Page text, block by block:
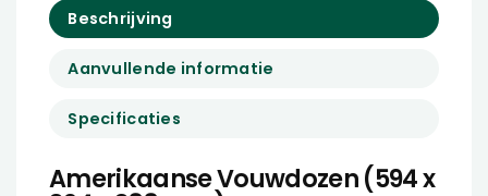
Beschrijving
Aanvullende informatie
Specificaties
Amerikaanse Vouwdozen (594 x